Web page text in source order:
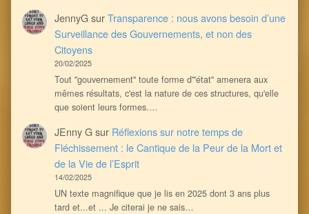
JennyGsurTransparence : nous avons besoin d’une
Surveillance des Gouvernements, et non des
Citoyens
20/02/2025
Tout ''gouvernement'' toute forme d'''état'' amenera aux
mêmes résultats, c'est la nature de ces structures, qu'elle
que soient leurs formes.…
JEnny Gsur Réflexions sur notre temps de
Fléchissement : le Cantique de la Peur de la Mort et
de la Vie de l’Esprit
14/02/2025
UN texte magnifique que je lis en 2025 dont 3 ans plus
tard et...et ... Je citerai je ne sais…